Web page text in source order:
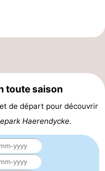
toute saison
de départ pour découvrir
Haerendycke.